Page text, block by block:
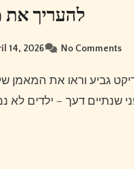
להעריך את
14, 2026 No Comments